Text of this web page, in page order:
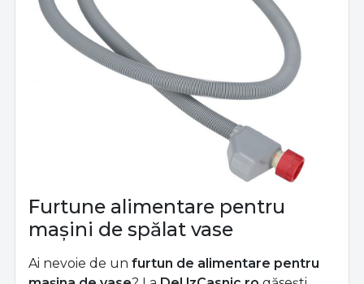
Furtune alimentare pentru
mașini de spălat vase
Ai nevoie de un furtun de alimentare pentru